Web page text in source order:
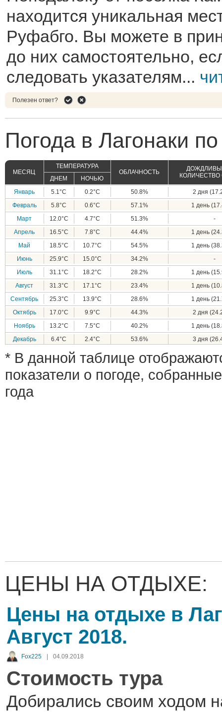
находится уникальная
Руфабго. Вы можете в
до них самостоятельно,
следовать указателям...
Полезен ответ?
Погода в Лагонаки
МЕСЯЦ
ТЕМПЕРАТУРА
ОБЛАЧНОСТЬ
КОЛИЧЕСТВО
ДНЕМ
НОЧЬЮ
Январь
5.1°C 0.2°C 50.8%
2 дня
Февраль
5.8°C 0.6°C 57.1%
1 день
Март
12.0°C 4.7°C 51.3%
-
Апрель
16.5°C 7.8°C 44.4%
1 день
Май
18.5°C 10.7°C 54.5%
1 день
Июнь
25.9°C 15.0°C 34.2%
-
Июль
31.1°C 18.2°C 28.2%
1 день
Август
31.3°C 17.1°C 23.4%
1 день
Сентябрь
25.3°C 13.9°C 28.6%
1 день
Октябрь
17.0°C 9.9°C 44.3%
2 дня
Ноябрь
13.2°C 7.5°C 40.2%
1 день
Декабрь
6.4°C 2.4°C 53.6% 3 дня
* В данной таблице
показатели о погоде,
года
ЦЕНЫ НА ОТДЫХЕ:
Цены на отдыхе в
Август 2018.
Fox225 | 04.09.2018
Стоимость тура
Добирались своим ходом